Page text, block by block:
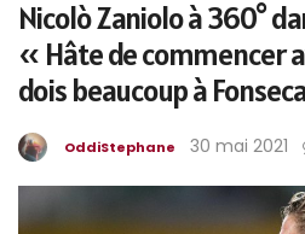
Nicolò Zaniolo à 360°
« Hâte de commencer
dois beaucoup à
OddiStephane 30 mai 2021